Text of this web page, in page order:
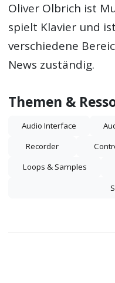
Oliver Olbrich ist
spielt Klavier und
verschiedene
News zuständig.
Themen &
Audio Interface
Recorder
Loops & Samples